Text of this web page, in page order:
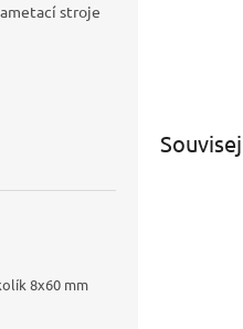
stroje
8x60 mm